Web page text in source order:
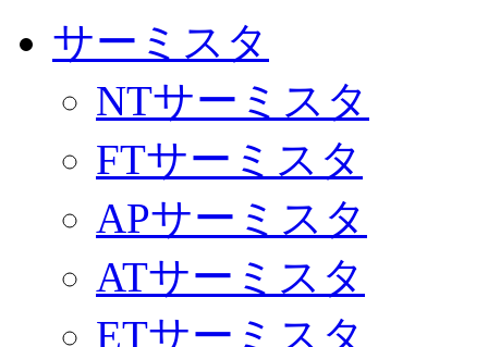
サーミスタ
NTサーミスタ
FTサーミスタ
APサーミスタ
ATサーミスタ
ETサーミスタ